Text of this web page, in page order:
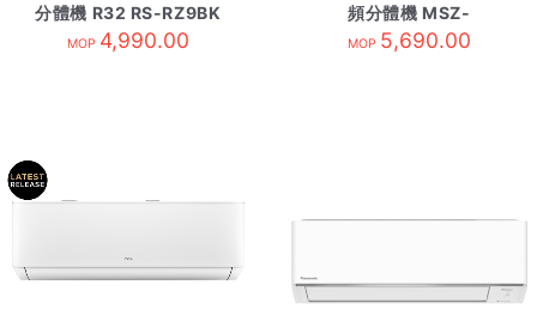
分體機 R32 RS-RZ9BK
內
MOP 4,990.00
頻分體機 MSZ-
GS09VF 內-R32
MOP 5,690.00